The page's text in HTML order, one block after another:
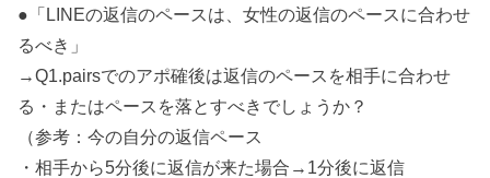
●「LINEの返信のペースは、女性の返信のペースに合わせ
るべき」
→Q1.pairsでのアポ確後は返信のペースを相手に合わせ
る・またはペースを落とすべきでしょうか？
（参考：今の自分の返信ペース
・相手から5分後に返信が来た場合→1分後に返信